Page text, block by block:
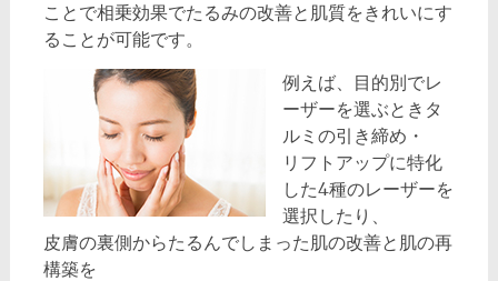
ことで相乗効果でたるみの改善と肌質をきれいにす
ることが可能です。
例えば、目的別でレ
ーザーを選ぶときタ
ルミの引き締め・
リフトアップに特化
した4種のレーザーを
選択したり、
皮膚の裏側からたるんでしまった肌の改善と肌の再
構築を